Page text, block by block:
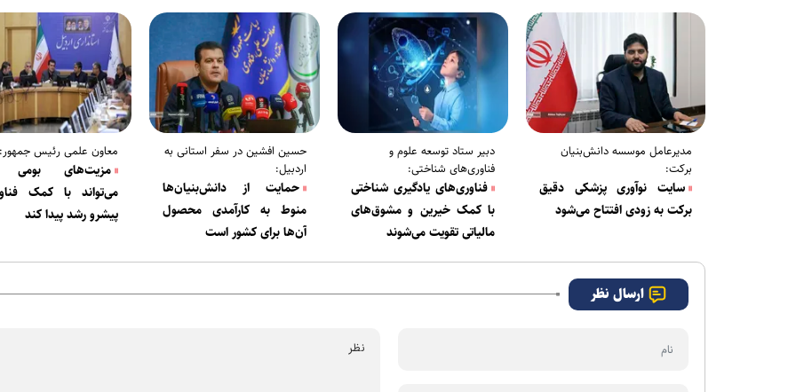
مدیرعامل موسسه دانش‌بنیان
برکت:
سایت نوآوری پزشکی دقیق
برکت به زودی افتتاح می‌شود
دبیر ستاد توسعه علوم و
فناوری‌های شناختی:
فناوری‌های یادگیری شناختی
با کمک خیرین و مشوق‌های
مالیاتی تقویت می‌شوند
حسین افشین در سفر استانی به
اردبیل:
حمایت از دانش‌بنیان‌ها
منوط به کارآمدی محصول
آن‌ها برای کشور است
معاون علمی رئیس جمهور:
مزیت‌های بومی
می‌تواند با کمک
پیشرو رشد پیدا کند
ارسال نظر